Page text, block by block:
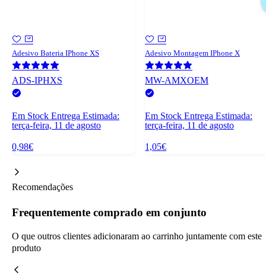
Adesivo Bateria IPhone XS
ADS-IPHXS
Em Stock Entrega Estimada:
terça-feira, 11 de agosto
0,98€
Adesivo Montagem IPhone X
MW-AMXOEM
Em Stock Entrega Estimada:
terça-feira, 11 de agosto
1,05€
Recomendações
Frequentemente comprado em conjunto
O que outros clientes adicionaram ao carrinho juntamente com este
produto